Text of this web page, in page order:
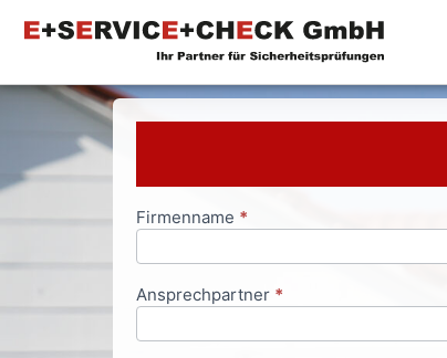
Anfrageformular
Firmenname *
Ansprechpartner *